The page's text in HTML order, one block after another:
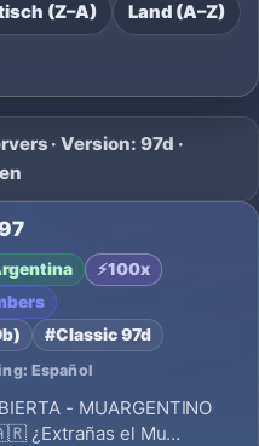
(Z–A) Land (A–Z)
· Version: 97d ·
⚡100x
#Classic 97d
Español
- MUARGENTINO
¿Extrañas el Mu